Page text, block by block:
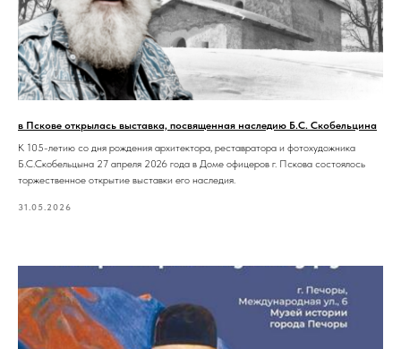
в Пскове открылась выставка, посвященная наследию Б.С. Скобельцина
К 105-летию со дня рождения архитектора, реставратора и фотохудожника
Б.С.Скобельцына 27 апреля 2026 года в Доме офицеров г. Пскова состоялось
торжественное открытие выставки его наследия.
31.05.2026